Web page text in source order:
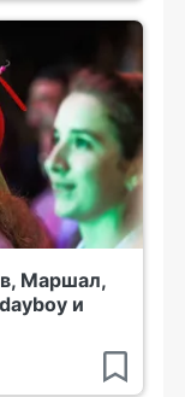
Маршал,
и